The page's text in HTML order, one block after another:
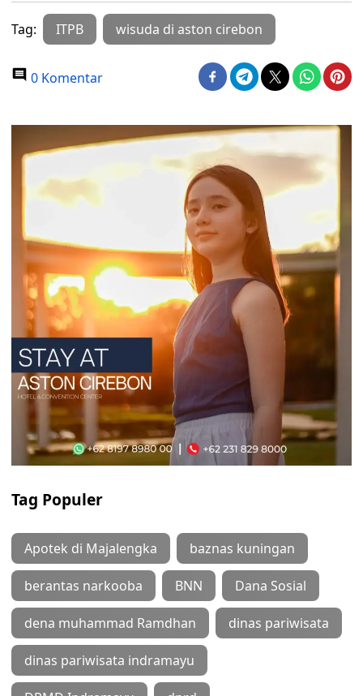
Tag: ITPB wisuda di aston cirebon
0 Komentar
Tag Populer
Apotek di Majalengka baznas kuningan
berantas narkooba BNN Dana Sosial
dena muhammad Ramdhan dinas pariwisata
dinas pariwisata indramayu